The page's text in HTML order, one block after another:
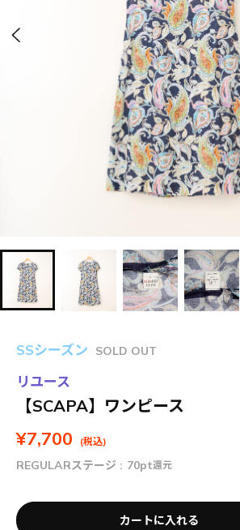
SSシーズン SOLD OUT
リユース
【SCAPA】ワンピース
¥7,700 (税込)
REGULARステージ : 70pt還元
カートに入れる